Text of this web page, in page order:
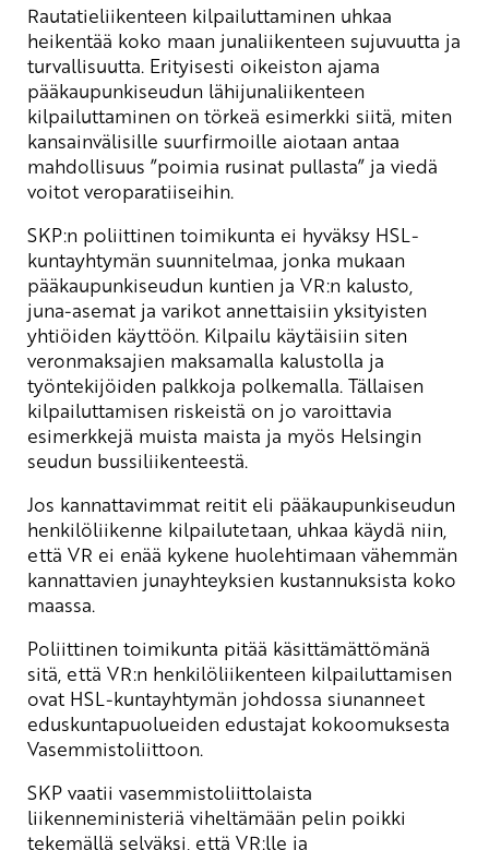
Rautatieliikenteen kilpailuttaminen uhkaa
heikentää koko maan junaliikenteen sujuvuutta ja
turvallisuutta. Erityisesti oikeiston ajama
pääkaupunkiseudun lähijunaliikenteen
kilpailuttaminen on törkeä esimerkki siitä, miten
kansainvälisille suurfirmoille aiotaan antaa
mahdollisuus ”poimia rusinat pullasta” ja viedä
voitot veroparatiiseihin.
SKP:n poliittinen toimikunta ei hyväksy HSL-
kuntayhtymän suunnitelmaa, jonka mukaan
pääkaupunkiseudun kuntien ja VR:n kalusto,
juna-asemat ja varikot annettaisiin yksityisten
yhtiöiden käyttöön. Kilpailu käytäisiin siten
veronmaksajien maksamalla kalustolla ja
työntekijöiden palkkoja polkemalla. Tällaisen
kilpailuttamisen riskeistä on jo varoittavia
esimerkkejä muista maista ja myös Helsingin
seudun bussiliikenteestä.
Jos kannattavimmat reitit eli pääkaupunkiseudun
henkilöliikenne kilpailutetaan, uhkaa käydä niin,
että VR ei enää kykene huolehtimaan vähemmän
kannattavien junayhteyksien kustannuksista koko
maassa.
Poliittinen toimikunta pitää käsittämättömänä
sitä, että VR:n henkilöliikenteen kilpailuttamisen
ovat HSL-kuntayhtymän johdossa siunanneet
eduskuntapuolueiden edustajat kokoomuksesta
Vasemmistoliittoon.
SKP vaatii vasemmistoliittolaista
liikenneministeriä viheltämään pelin poikki
tekemällä selväksi, että VR:lle ja